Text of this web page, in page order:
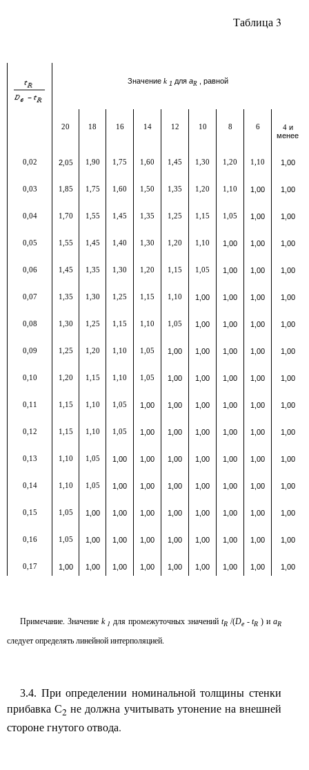
Таблица 3
Значение k 1 для аR , равной
20 18 16 14 12 10 8 6 4 и
менее
0,02 2,05 1,90 1,75 1,60 1,45 1,30 1,20 1,10 1,00
0,03 1,85 1,75 1,60 1,50 1,35 1,20 1,10 1,00 1,00
0,04 1,70 1,55 1,45 1,35 1,25 1,15 1,05 1,00 1,00
0,05 1,55 1,45 1,40 1,30 1,20 1,10 1,00 1,00 1,00
0,06 1,45 1,35 1,30 1,20 1,15 1,05 1,00 1,00 1,00
0,07 1,35 1,30 1,25 1,15 1,10 1,00 1,00 1,00 1,00
0,08 1,30 1,25 1,15 1,10 1,05 1,00 1,00 1,00 1,00
0,09 1,25 1,20 1,10 1,05 1,00 1,00 1,00 1,00 1,00
0,10 1,20 1,15 1,10 1,05 1,00 1,00 1,00 1,00 1,00
0,11 1,15 1,10 1,05 1,00 1,00 1,00 1,00 1,00 1,00
0,12 1,15 1,10 1,05 1,00 1,00 1,00 1,00 1,00 1,00
0,13 1,10 1,05 1,00 1,00 1,00 1,00 1,00 1,00 1,00
0,14 1,10 1,05 1,00 1,00 1,00 1,00 1,00 1,00 1,00
0,15 1,05 1,00 1,00 1,00 1,00 1,00 1,00 1,00 1,00
0,16 1,05 1,00 1,00 1,00 1,00 1,00 1,00 1,00 1,00
0,17 1,00 1,00 1,00 1,00 1,00 1,00 1,00 1,00 1,00
Примечание. Значение k 1 для промежуточных значений tR /(De -tR )иaR
следует определять линейной интерполяцией.
3.4. При определении номинальной толщины стенки
прибавка С2 не должна учитывать утонение на внешней
стороне гнутого отвода.